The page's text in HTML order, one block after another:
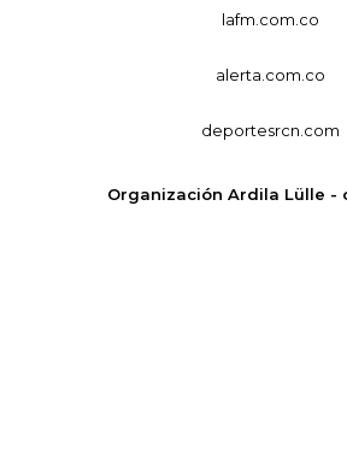
lafm.com.co
alerta.com.co
deportesrcn.com
Organización Ardila Lülle -